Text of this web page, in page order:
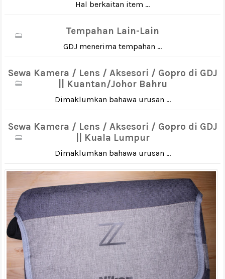
Hal berkaitan item ...
Tempahan Lain-Lain
GDJ menerima tempahan ...
Sewa Kamera / Lens / Aksesori / Gopro di GDJ
|| Kuantan/Johor Bahru
Dimaklumkan bahawa urusan ...
Sewa Kamera / Lens / Aksesori / Gopro di GDJ
|| Kuala Lumpur
Dimaklumkan bahawa urusan ...